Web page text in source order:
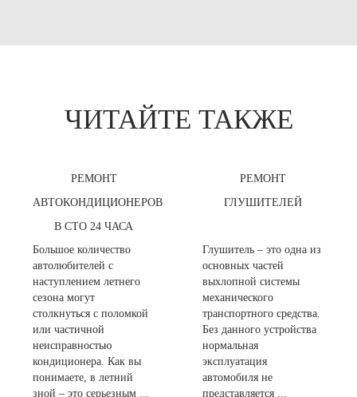
ЧИТАЙТЕ ТАКЖЕ
РЕМОНТ
АВТОКОНДИЦИОНЕРОВ
В СТО 24 ЧАСА
Большое количество
автолюбителей с
наступлением летнего
сезона могут
столкнуться с поломкой
или частичной
неисправностью
кондиционера. Как вы
понимаете, в летний
зной – это серьезным ...
РЕМОНТ
ГЛУШИТЕЛЕЙ
Глушитель – это одна из
основных частей
выхлопной системы
механического
транспортного средства.
Без данного устройства
нормальная
эксплуатация
автомобиля не
представляется ...